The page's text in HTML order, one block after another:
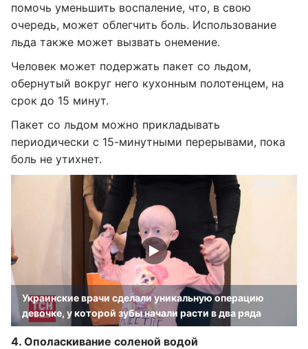
помочь уменьшить воспаление, что, в свою
очередь, может облегчить боль. Использование
льда также может вызвать онемение.
Человек может подержать пакет со льдом,
обернутый вокруг него кухонным полотенцем, на
срок до 15 минут.
Пакет со льдом можно прикладывать
периодически с 15-минутными перерывами, пока
боль не утихнет.
Украинские врачи сделали уникальную операцию
девочке, у которой зубы начали расти в два ряда
4. Ополаскивание соленой водой